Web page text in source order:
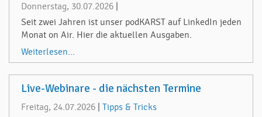
Donnerstag, 30.07.2026
Seit zwei Jahren ist unser podKARST auf LinkedIn jeden
Monat on Air. Hier die aktuellen Ausgaben.
Weiterlesen...
Live-Webinare - die nächsten Termine
Freitag, 24.07.2026
Tipps & Tricks